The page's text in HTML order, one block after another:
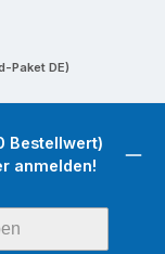
Paket DE)
Bestellwert)
anmelden!